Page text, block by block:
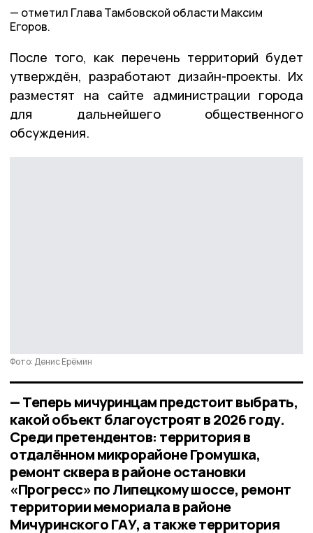
отметил Глава Тамбовской области Максим
Егоров.
После того, как перечень территорий будет
утверждён, разработают дизайн-проекты. Их
разместят на сайте администрации города
для дальнейшего общественного
обсуждения.
Фото: Денис Ерёмин
— Теперь мичуринцам предстоит выбрать,
какой объект благоустроят в 2026 году.
Среди претендентов: территория в
отдалённом микрорайоне Громушка,
ремонт сквера в районе остановки
«Прогресс» по Липецкому шоссе, ремонт
территории мемориала в районе
Мичуринского ГАУ, а также территория